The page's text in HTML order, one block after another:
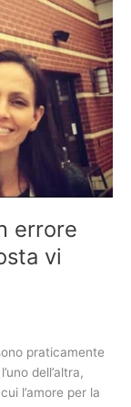
errore
vi
praticamente
dell’altra,
l’amore per la